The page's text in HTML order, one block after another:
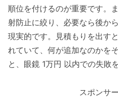
順位を付けるのが重要です。
射防止に絞り、必要なら後か
現実的です。見積もりを出す
れていて、何が追加なのかを
と、眼鏡 1万円 以内での失敗
スポンサ